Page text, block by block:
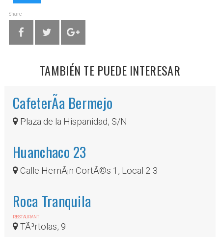
Share
TAMBIÉN TE PUEDE INTERESAR
CafeterÃ­a Bermejo
Plaza de la Hispanidad, S/N
Huanchaco 23
Calle HernÃ¡n CortÃ©s 1, Local 2-3
Roca Tranquila
RESTAURANT
TÃ³rtolas, 9